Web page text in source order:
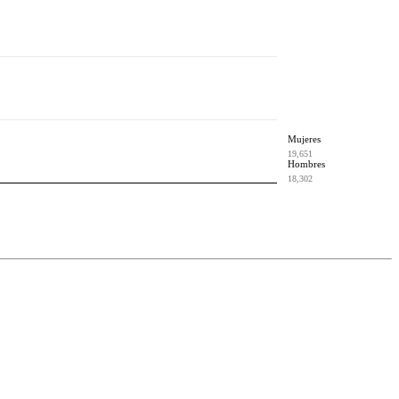
Mujeres
19,651
Hombres
18,302